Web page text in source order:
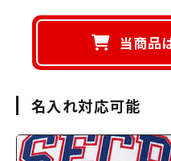
当商品
名入れ対応可能